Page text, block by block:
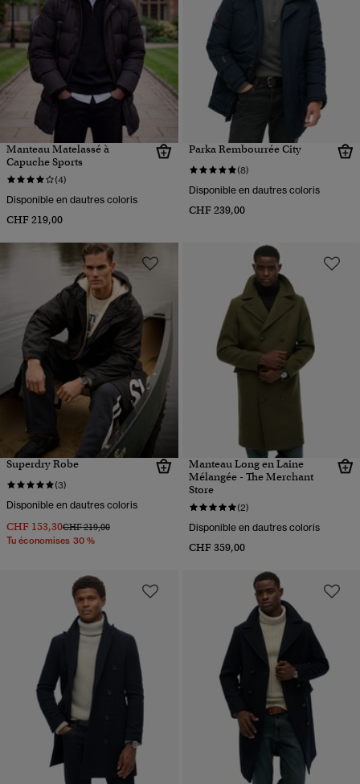
Manteau Matelassé à
Capuche Sports
(4)
Disponible en dautres coloris
CHF 219,00
Parka Rembourrée City
(8)
Disponible en dautres coloris
CHF 239,00
Superdry Robe
(3)
Disponible en dautres coloris
CHF 153,30Prix réduit de
CHF 219,00à
Tu économises 30 %
Manteau Long en Laine
Mélangée - The Merchant
Store
(2)
Disponible en dautres coloris
CHF 359,00